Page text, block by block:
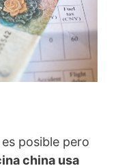
posible pero
china usa